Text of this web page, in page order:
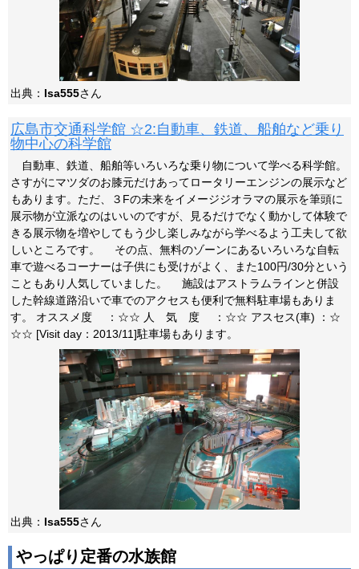
出典： Isa555さん
広島市交通科学館 ☆2:自動車、鉄道、船舶など乗り
物中心の科学館
自動車、鉄道、船舶等いろいろな乗り物について学べる科学館。
さすがにマツダのお膝元だけあってロータリーエンジンの展示など
もあります。ただ、３Fの未来をイメージジオラマの展示を筆頭に
展示物が立派なのはいいのですが、見るだけでなく動かして体験で
きる展示物を増やしてもう少し楽しみながら学べるよう工夫して欲
しいところです。 その点、無料のゾーンにあるいろいろな自転
車で遊べるコーナーは子供にも受けがよく、また100円/30分という
こともあり人気していました。 施設はアストラムラインと併設
した幹線道路沿いで車でのアクセスも便利で無料駐車場もありま
す。 オススメ度 ：☆☆ 人 気 度 ：☆☆ アスセス(車) ：☆
☆☆ [Visit day：2013/11]駐車場もあります。
出典： Isa555さん
やっぱり定番の水族館